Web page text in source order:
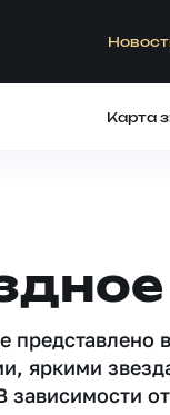
Карта
представлено
яркими
зависимости